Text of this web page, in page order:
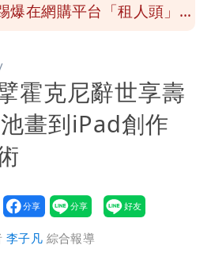
爆在網購平台「租人頭」
孫戀」愛上小36歲男模
了
東蔡主委」嚇壞一堆人！他
波
董座李建成遭檢調約談！最
下雙胞胎 4歲兒與老師一
贏5％「現任優勢去哪？」
霍克尼辭世享壽
畫到iPad創作
李子凡 綜合報導